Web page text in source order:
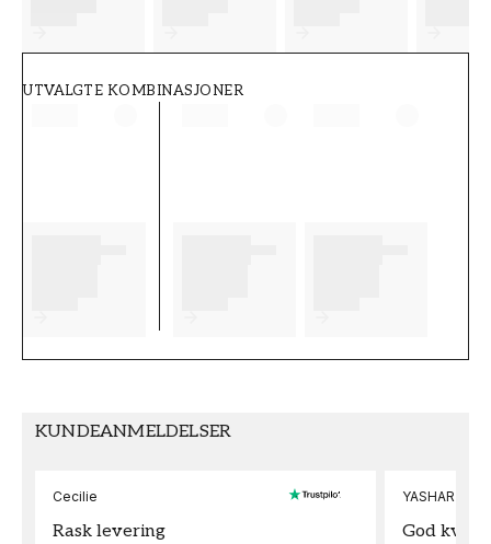
UTVALGTE KOMBINASJONER
KUNDEANMELDELSER
Cecilie
Rask levering
YASHAR
God